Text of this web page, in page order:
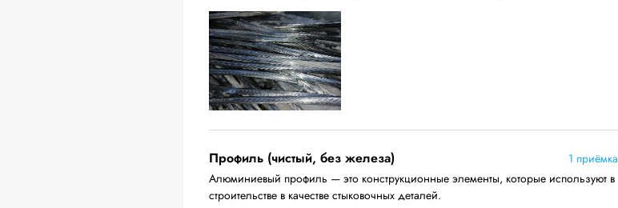
Профиль (чистый, без железа)
1 приёмка
Алюминиевый профиль — это конструкционные элементы, которые используют в
строительстве в качестве стыковочных деталей.